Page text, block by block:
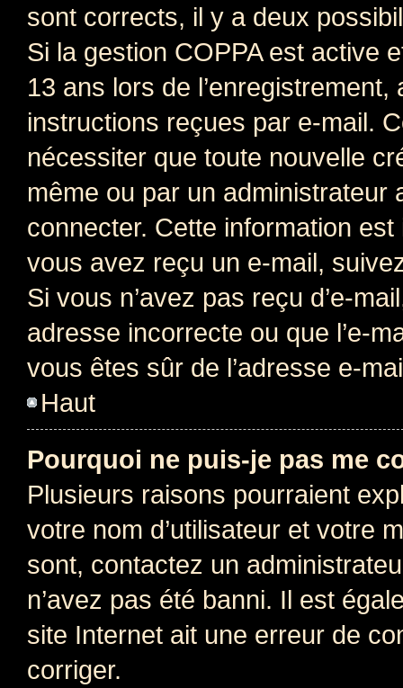
sont corrects, il y a deux
Si la gestion COPPA est active
13 ans lors de
instructions reçues par e-mail.
nécessiter que toute nouvelle
même ou par un
connecter. Cette information
vous avez reçu un e-mail,
Si vous n’avez pas reçu d’e-
adresse incorrecte ou que l’e-
vous êtes sûr de l’adresse e-
Haut
Pourquoi ne puis-je pas me
Plusieurs raisons pourraient
votre nom d’utilisateur et votre
sont, contactez un
n’avez pas été banni. Il est
site Internet ait une erreur de
corriger.